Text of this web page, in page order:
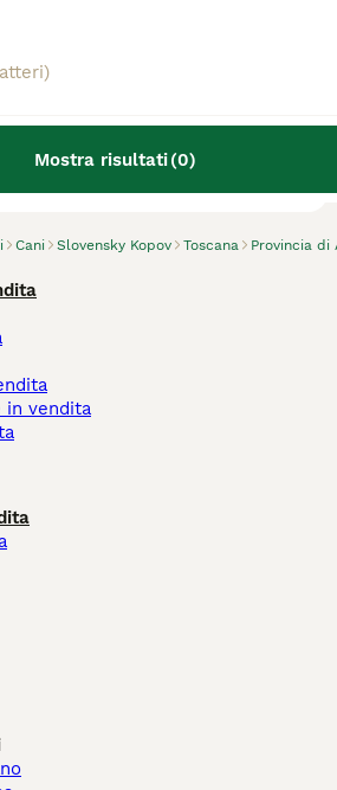
Mostra risultati(0)
Cani Slovensky Kopov Toscana Provincia di
0 Allevamento di Slovensky
Kopov, Bucine.
in vendita